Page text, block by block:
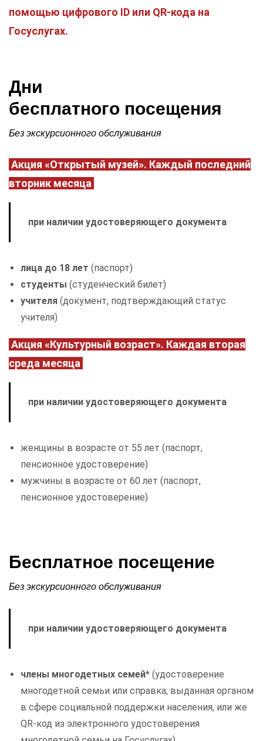
помощью цифрового ID или QR-кода на
Госуслугах.
Дни
бесплатного посещения
Без экскурсионного обслуживания
Акция «Открытый музей». Каждый последний
вторник месяца
при наличии удостоверяющего документа
лица до 18 лет (паспорт)
студенты (студенческий билет)
учителя (документ, подтверждающий статус
учителя)
Акция «Культурный возраст». Каждая вторая
среда месяца
при наличии удостоверяющего документа
женщины в возрасте от 55 лет (паспорт,
пенсионное удостоверение)
мужчины в возрасте от 60 лет (паспорт,
пенсионное удостоверение)
Бесплатное посещение
Без экскурсионного обслуживания
при наличии удостоверяющего документа
члены многодетных семей* (удостоверение
многодетной семьи или справка, выданная органом
в сфере социальной поддержки населения, или же
QR-код из электронного удостоверения